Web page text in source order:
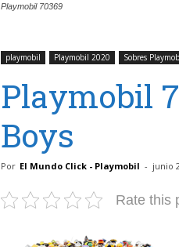
Playmobil 70369
playmobil Playmobil 2020 Sobres
Playmobil
Boys
Por El Mundo Click - Playmobil - junio
Rate this